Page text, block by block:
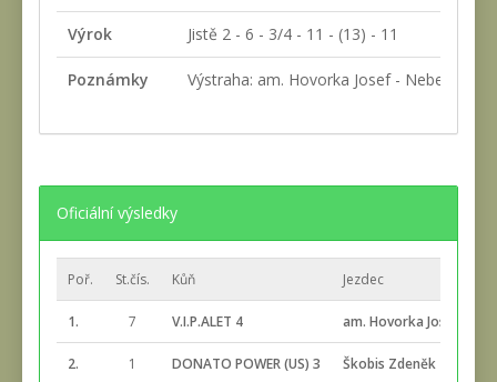
Výrok Jistě 2 - 6 - 3/4 - 11 - (13) - 11
Poznámky Výstraha: am. Hovorka Josef -
Oficiální výsledky
Poř. St.čís. Kůň Jezdec
1. 7 V.I.P.ALET 4 am. Hovorka Josef
2. 1 DONATO POWER (US) 3 Škobis Zdeněk